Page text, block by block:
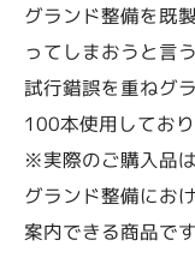
グランド整備を既
ってしまおうと言
試行錯誤を重ねグ
100本使用してお
※実際のご購入品
グランド整備にお
案内できる商品です